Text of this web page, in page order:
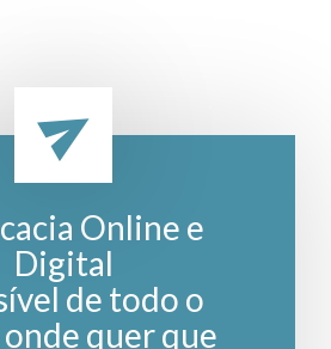
Online e
Digital
de todo o
onde quer que